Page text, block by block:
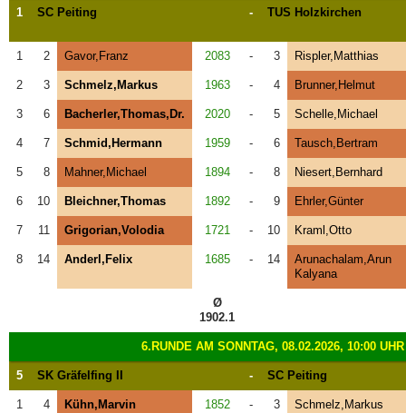
1 SC Peiting - TUS Holzkirchen
1 2 Gavor,Franz 2083 - 3 Rispler,Matthias
2 3 Schmelz,Markus 1963 - 4 Brunner,Helmut
3 6 Bacherler,Thomas,Dr. 2020 - 5 Schelle,Michael
4 7 Schmid,Hermann 1959 - 6 Tausch,Bertram
5 8 Mahner,Michael 1894 - 8 Niesert,Bernhard
6 10 Bleichner,Thomas 1892 - 9 Ehrler,Günter
7 11 Grigorian,Volodia 1721 - 10 Kraml,Otto
8 14 Anderl,Felix 1685 - 14
Arunachalam,Arun
Kalyana
Ø
1902.1
6.RUNDE AM SONNTAG, 08.02.2026, 10:00 UHR
5 SK Gräfelfing II - SC Peiting
1 4 Kühn,Marvin 1852 - 3 Schmelz,Markus